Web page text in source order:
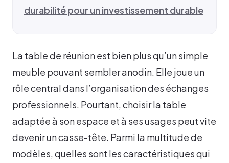
durabilité pour un investissement durable
La table de réunion est bien plus qu’un simple
meuble pouvant sembler anodin. Elle joue un
rôle central dans l’organisation des échanges
professionnels. Pourtant, choisir la table
adaptée à son espace et à ses usages peut vite
devenir un casse-tête. Parmi la multitude de
modèles, quelles sont les caractéristiques qui